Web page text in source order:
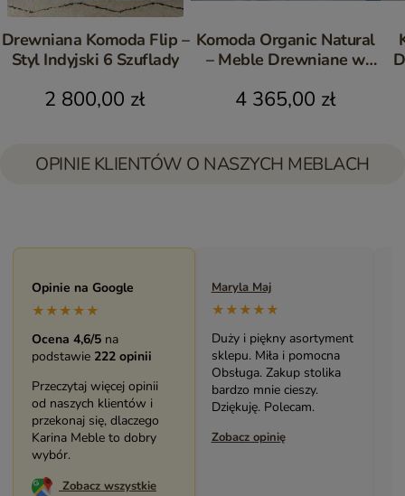
Drewniana Komoda Flip –
Styl Indyjski 6 Szuflady
2 800,00 zł
Komoda Organic Natural
– Meble Drewniane w
4 365,00 zł
OPINIE KLIENTÓW O NASZYCH MEBLACH
Opinie na Google
★★★★★
Ocena 4,6/5 na
podstawie 222 opinii
Przeczytaj więcej opinii
od naszych klientów i
przekonaj się, dlaczego
Karina Meble to dobry
wybór.
Zobacz wszystkie
Maryla Maj
★★★★★
Duży i piękny asortyment
sklepu. Miła i pomocna
bardzo mnie cieszy.
Dziękuję. Polecam.
Zobacz opinię
Monika Andrzejewska
★★★★★
Bardzo solidny, piękny
mebel (biblioteczka).
Świetny kontakt z
pracownikami sklepu.
Polecam serdecznie.
Zobacz opinię